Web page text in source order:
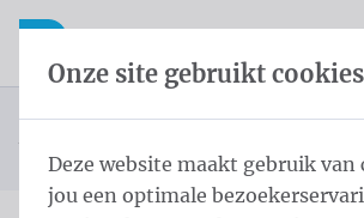
Inhoud overslaan
Taalkeuze overslaan
Open mobiele navigatie
U bevindt zich hier:
Landenvlaggen Europa
Vlag Bosnië en Herzegovina 150x200
Onze site gebruikt cookies
Deze website maakt gebruik van
jou een optimale